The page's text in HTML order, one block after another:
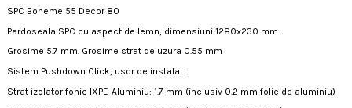
SPC Boheme 55 Decor 80
Pardoseala SPC cu aspect de lemn, dimensiuni 1280x230 mm.
Grosime 5.7 mm. Grosime strat de uzura 0.55 mm
Sistem Pushdown Click, usor de instalat
Strat izolator fonic IXPE-Aluminiu: 1.7 mm (inclusiv 0.2 mm folie de aluminiu)